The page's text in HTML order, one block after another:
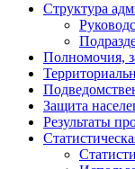
Структура
Полномочия,
Защита
Результаты